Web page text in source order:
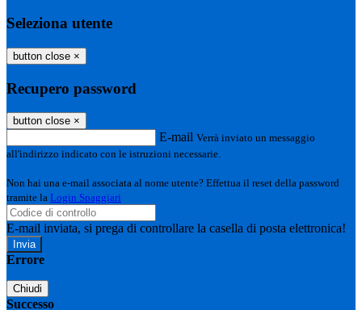
Seleziona utente
button close ×
Recupero password
button close ×
E-mail Verrà inviato un messaggio
all'indirizzo indicato con le istruzioni necessarie.
Non hai una e-mail associata al nome utente? Effettua il reset della password
tramite la Login Spaggiari
E-mail inviata, si prega di controllare la casella di posta elettronica!
Errore
Chiudi
Successo